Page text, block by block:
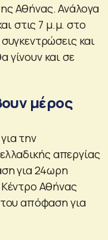
Αθήνας. Ανάλογα
στις 7 μ.μ. στο
και
γίνουν και σε
μέρος
την
απεργίας
για 24ωρη
Αθήνας
απόφαση για